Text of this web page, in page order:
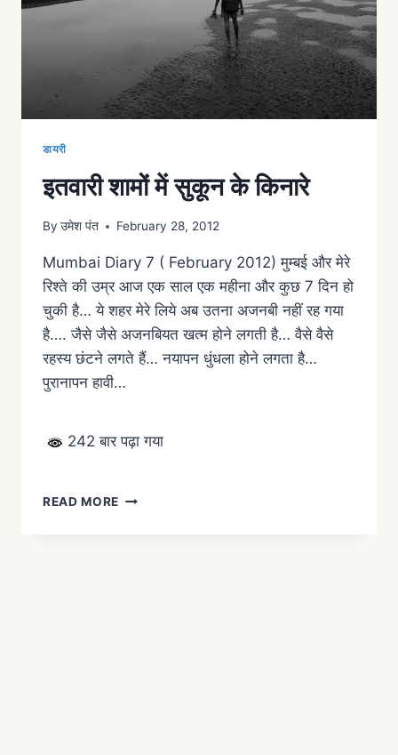
डायरी
इतवारी शामों में सुकून के किनारे
By उमेश पंत February 28, 2012
Mumbai Diary 7 ( February 2012) मुम्बई और मेरे
रिश्ते की उम्र आज एक साल एक महीना और कुछ 7 दिन हो
चुकी है… ये शहर मेरे लिये अब उतना अजनबी नहीं रह गया
है…. जैसे जैसे अजनबियत खत्म होने लगती है… वैसे वैसे
रहस्य छंटने लगते हैं… नयापन धुंधला होने लगता है…
पुरानापन हावी…
242 बार पढ़ा गया
READ MORE